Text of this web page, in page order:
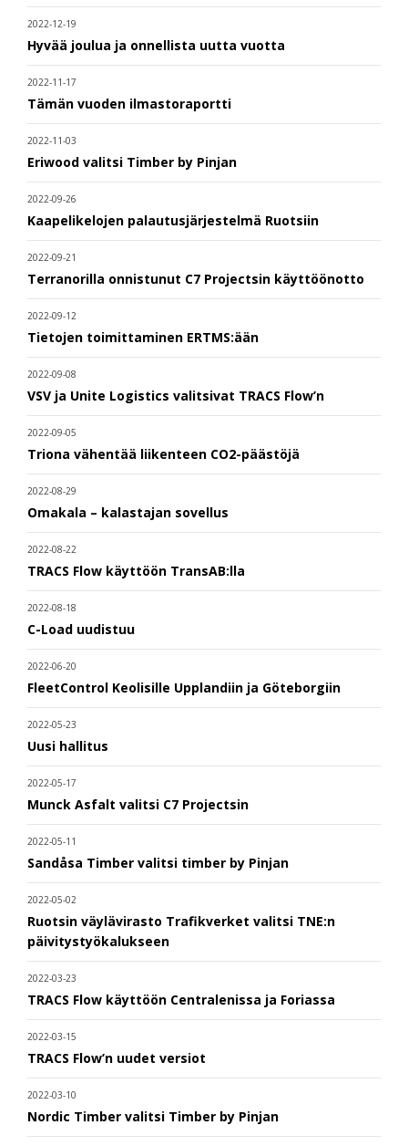
2022-12-19
Hyvää joulua ja onnellista uutta vuotta
2022-11-17
Tämän vuoden ilmastoraportti
2022-11-03
Eriwood valitsi Timber by Pinjan
2022-09-26
Kaapelikelojen palautusjärjestelmä Ruotsiin
2022-09-21
Terranorilla onnistunut C7 Projectsin käyttöönotto
2022-09-12
Tietojen toimittaminen ERTMS:ään
2022-09-08
VSV ja Unite Logistics valitsivat TRACS Flow’n
2022-09-05
Triona vähentää liikenteen CO2-päästöjä
2022-08-29
Omakala – kalastajan sovellus
2022-08-22
TRACS Flow käyttöön TransAB:lla
2022-08-18
C-Load uudistuu
2022-06-20
FleetControl Keolisille Upplandiin ja Göteborgiin
2022-05-23
Uusi hallitus
2022-05-17
Munck Asfalt valitsi C7 Projectsin
2022-05-11
Sandåsa Timber valitsi timber by Pinjan
2022-05-02
Ruotsin väylävirasto Trafikverket valitsi TNE:n
päivitystyökalukseen
2022-03-23
TRACS Flow käyttöön Centralenissa ja Foriassa
2022-03-15
TRACS Flow’n uudet versiot
2022-03-10
Nordic Timber valitsi Timber by Pinjan